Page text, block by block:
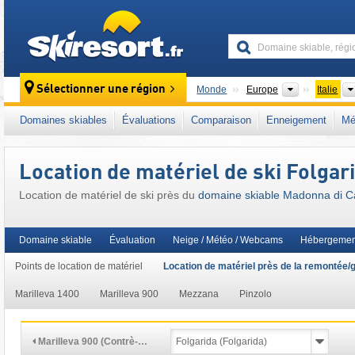
Sélectionner une région Monde Europe Continents
Italie
Monde Europe Continents
Italie
Union européenne
Domaines skiables Évaluations Comparaison Enneigement
Location de matériel de ski
Location de matériel de ski près du domaine skiable Madonna di
Domaine skiable Évaluation Neige / Météo / Webcams
Points de location de matériel Location de matériel près de la remontée/
Marilleva 1400 Marilleva 900 Mezzana Pinzolo
Marilleva 900 (Contrè-…